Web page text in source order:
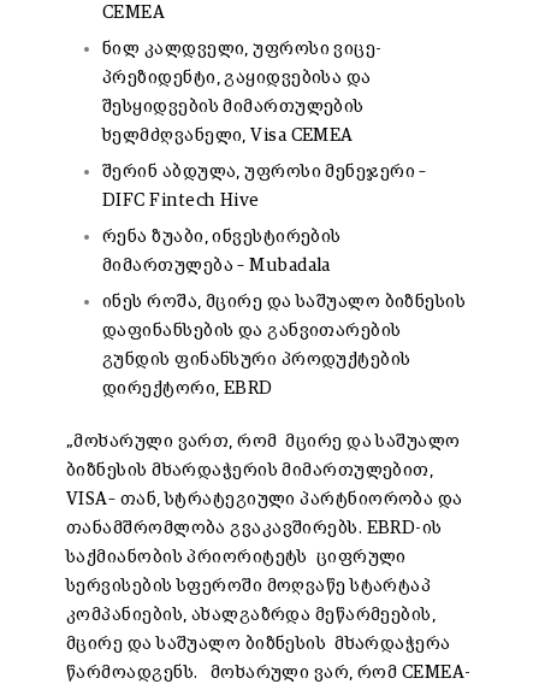
CEMEA
ნილ კალდველი, უფროსი ვიცე-
პრეზიდენტი, გაყიდვებისა და
შესყიდვების მიმართულების
ხელმძღვანელი, Visa CEMEA
შერინ აბდულა, უფროსი მენეჯერი –
DIFC Fintech Hive
რენა ზუაბი, ინვესტირების
მიმართულება – Mubadala
ინეს როშა, მცირე და საშუალო ბიზნესის
დაფინანსების და განვითარების
გუნდის ფინანსური პროდუქტების
დირექტორი, EBRD
„მოხარული ვართ, რომ მცირე და საშუალო
ბიზნესის მხარდაჭერის მიმართულებით,
VISA– თან, სტრატეგიული პარტნიორობა და
თანამშრომლობა გვაკავშირებს. EBRD-ის
საქმიანობის პრიორიტეტს ციფრული
სერვისების სფეროში მოღვაწე სტარტაპ
კომპანიების, ახალგაზრდა მეწარმეების,
მცირე და საშუალო ბიზნესის მხარდაჭერა
წარმოადგენს. მოხარული ვარ, რომ CEMEA-